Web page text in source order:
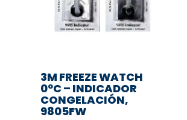
3M FREEZE WATCH
0ºC – INDICADOR
CONGELACIÓN,
9805FW